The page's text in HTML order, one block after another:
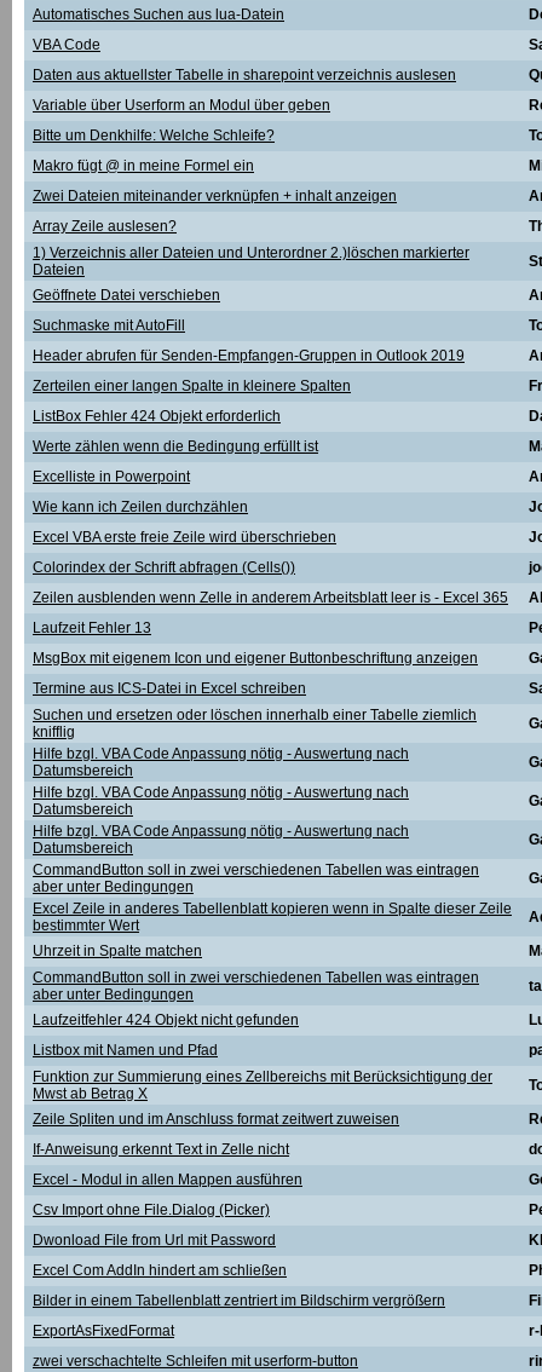
Automatisches Suchen aus lua-Datein
VBA Code
Daten aus aktuellster Tabelle in sharepoint verzeichnis auslesen
Variable über Userform an Modul über geben
Bitte um Denkhilfe: Welche Schleife?
Makro fügt @ in meine Formel ein
Zwei Dateien miteinander verknüpfen + inhalt anzeigen
Array Zeile auslesen?
1) Verzeichnis aller Dateien und Unterordner 2.)löschen markierter
Dateien
Geöffnete Datei verschieben
Suchmaske mit AutoFill
Header abrufen für Senden-Empfangen-Gruppen in Outlook 2019
Zerteilen einer langen Spalte in kleinere Spalten
ListBox Fehler 424 Objekt erforderlich
Werte zählen wenn die Bedingung erfüllt ist
Excelliste in Powerpoint
Wie kann ich Zeilen durchzählen
Excel VBA erste freie Zeile wird überschrieben
Colorindex der Schrift abfragen (Cells())
Zeilen ausblenden wenn Zelle in anderem Arbeitsblatt leer is - Excel 365
Laufzeit Fehler 13
MsgBox mit eigenem Icon und eigener Buttonbeschriftung anzeigen
Termine aus ICS-Datei in Excel schreiben
Suchen und ersetzen oder löschen innerhalb einer Tabelle ziemlich
knifflig
Hilfe bzgl. VBA Code Anpassung nötig - Auswertung nach
Datumsbereich
Hilfe bzgl. VBA Code Anpassung nötig - Auswertung nach
Datumsbereich
Hilfe bzgl. VBA Code Anpassung nötig - Auswertung nach
Datumsbereich
CommandButton soll in zwei verschiedenen Tabellen was eintragen
aber unter Bedingungen
Excel Zeile in anderes Tabellenblatt kopieren wenn in Spalte dieser Zeile
bestimmter Wert
Uhrzeit in Spalte matchen
CommandButton soll in zwei verschiedenen Tabellen was eintragen
aber unter Bedingungen
Laufzeitfehler 424 Objekt nicht gefunden
Listbox mit Namen und Pfad
Funktion zur Summierung eines Zellbereichs mit Berücksichtigung der
Mwst ab Betrag X
Zeile Spliten und im Anschluss format zeitwert zuweisen
If-Anweisung erkennt Text in Zelle nicht
Excel - Modul in allen Mappen ausführen
Csv Import ohne File.Dialog (Picker)
Dwonload File from Url mit Password
Excel Com AddIn hindert am schließen
Bilder in einem Tabellenblatt zentriert im Bildschirm vergrößern
ExportAsFixedFormat
r-
zwei verschachtelte Schleifen mit userform-button